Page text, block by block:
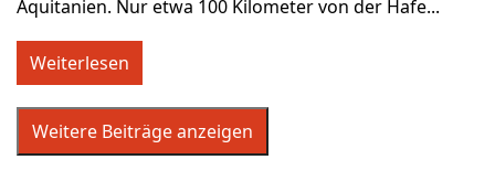
Aquitanien. Nur etwa 100 Kilometer von der Hafe...
Weiterlesen
Weitere Beiträge anzeigen